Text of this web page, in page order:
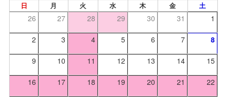
日 月 火 水 木 金 土
26 27 28 29 30 31 1
2 3 4 5 6 7 8
9 10 11 12 13 14 15
16 17 18 19 20 21 22